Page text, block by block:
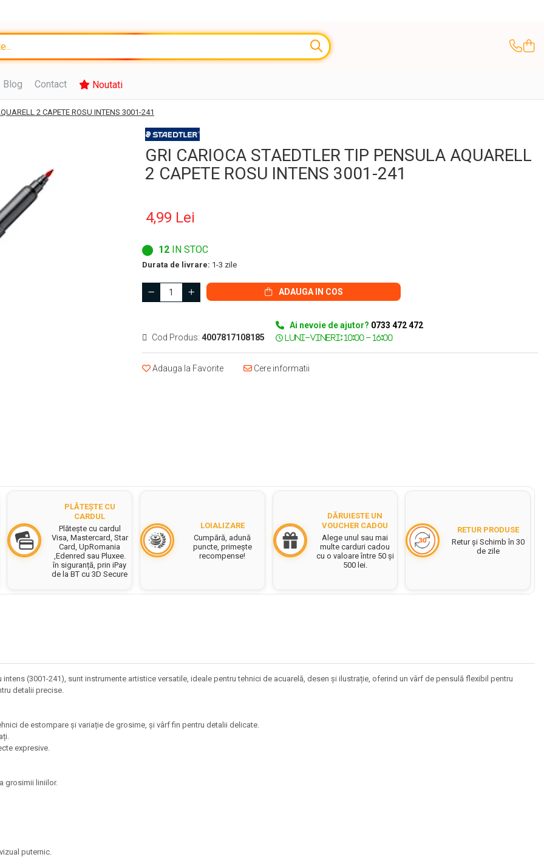
Blog Contact Noutati
2 CAPETE ROSU INTENS 3001-241
GRI CARIOCA STAEDTLER TIP PENSULA AQUARELL
2 CAPETE ROSU INTENS 3001-241
4,99 Lei
12 IN STOC
Durata de livrare: 1-3 zile
ADAUGA IN COS
Cod Produs: 4007817108185
Ai nevoie de ajutor? 0733 472 472
Adauga la Favorite Cere informatii
PLĂTEȘTE CU
CARDUL
Plătește cu cardul
Visa, Mastercard, Star
Card, UpRomania
,Edenred sau Pluxee.
în siguranță, prin iPay
de la BT cu 3D Secure
LOIALIZARE
Cumpără, adună
puncte, primește
recompense!
DĂRUIESTE UN
VOUCHER CADOU
Alege unul sau mai
multe carduri cadou
cu o valoare între 50 și
500 lei.
RETUR PRODUSE
Retur și Schimb în 30
de zile
intens (3001-241), sunt instrumente artistice versatile, ideale pentru tehnici de acuarelă, desen și ilustrație, oferind un vârf de pensulă flexibil pentru
detalii precise.
de estompare și variație de grosime, și vârf fin pentru detalii delicate.
expresive.
grosimii liniilor.
puternic.